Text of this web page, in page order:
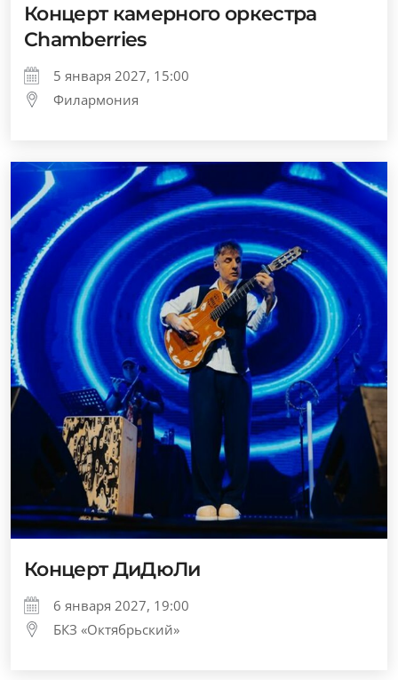
Концерт камерного оркестра
Chamberries
5 января 2027, 15:00
Филармония
Концерт ДиДюЛи
6 января 2027, 19:00
БКЗ «Октябрьский»